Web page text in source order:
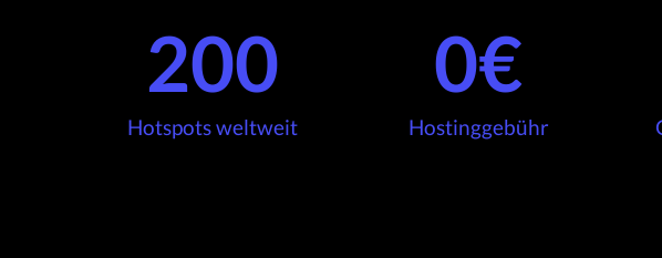
200
Hotspots weltweit
0€
Hostinggebühr